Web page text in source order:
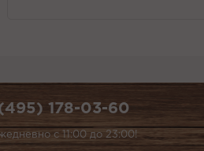
178-03-60
с 11:00 до 23:00!